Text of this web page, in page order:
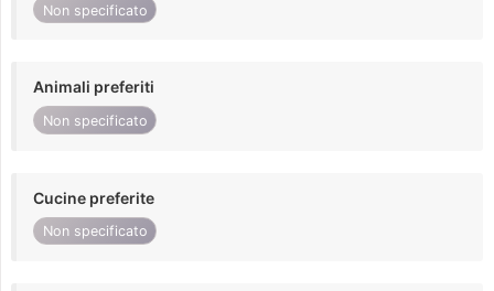
Non specificato
Animali preferiti
Non specificato
Cucine preferite
Non specificato